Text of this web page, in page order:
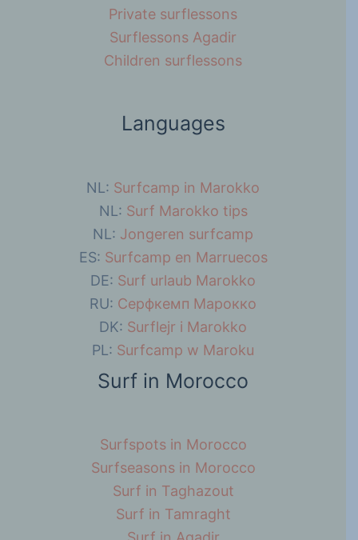
Private surflessons
Surflessons Agadir
Children surflessons
Languages
NL: Surfcamp in Marokko
NL: Surf Marokko tips
NL: Jongeren surfcamp
ES: Surfcamp en Marruecos
DE: Surf urlaub Marokko
RU: Серфкемп Марокко
DK: Surflejr i Marokko
PL: Surfcamp w Maroku
Surf in Morocco
Surfspots in Morocco
Surfseasons in Morocco
Surf in Taghazout
Surf in Tamraght